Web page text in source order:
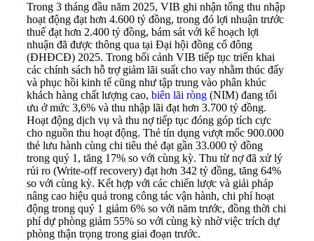
Trong 3 tháng đầu năm 2025, VIB ghi nhận tổng thu nhập
hoạt động đạt hơn 4.600 tỷ đồng, trong đó lợi nhuận trước
thuế đạt hơn 2.400 tỷ đồng, bám sát với kế hoạch lợi
nhuận đã được thông qua tại Đại hội đồng cổ đông
(ĐHĐCĐ) 2025. Trong bối cảnh VIB tiếp tục triển khai
các chính sách hỗ trợ giảm lãi suất cho vay nhằm thúc đẩy
và phục hồi kinh tế cũng như tập trung vào phân khúc
khách hàng chất lượng cao, biên lãi ròng (NIM) đang tối
ưu ở mức 3,6% và thu nhập lãi đạt hơn 3.700 tỷ đồng.
Hoạt động dịch vụ và thu nợ tiếp tục đóng góp tích cực
cho nguồn thu hoạt động. Thẻ tín dụng vượt mốc 900.000
thẻ lưu hành cùng chi tiêu thẻ đạt gần 33.000 tỷ đồng
trong quý 1, tăng 17% so với cùng kỳ. Thu từ nợ đã xử lý
rủi ro (Write-off recovery) đạt hơn 342 tỷ đồng, tăng 64%
so với cùng kỳ. Kết hợp với các chiến lược và giải pháp
nâng cao hiệu quả trong công tác vận hành, chi phí hoạt
động trong quý 1 giảm 6% so với năm trước, đồng thời chi
phí dự phòng giảm 55% so với cùng kỳ nhờ việc trích dự
phòng thận trọng trong giai đoạn trước.